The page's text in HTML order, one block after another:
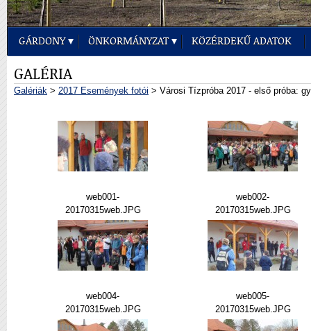
GÁRDONY ÖNKORMÁNYZAT KÖZÉRDEKŰ ADATOK
GALÉRIA
Galériák > 2017 Események fotói > Városi Tízpróba 2017 - első próba:
web001-
20170315web.JPG
web002-
20170315web.JPG
web004-
20170315web.JPG
web005-
20170315web.JPG